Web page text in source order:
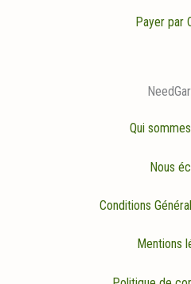
Payer par
Qui
Nous
Conditions
Mentions